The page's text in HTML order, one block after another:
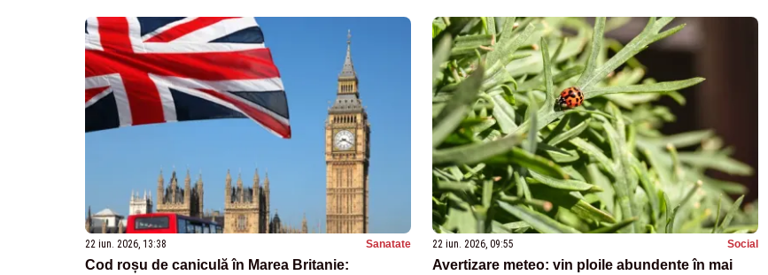
22 iun. 2026, 13:38 Sanatate
Cod roșu de caniculă în Marea Britanie:
22 iun. 2026, 09:55 Social
Avertizare meteo: vin ploile abundente în mai